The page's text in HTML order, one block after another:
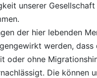
unserer
der hier lebenden
werden,
oder ohne
Die können